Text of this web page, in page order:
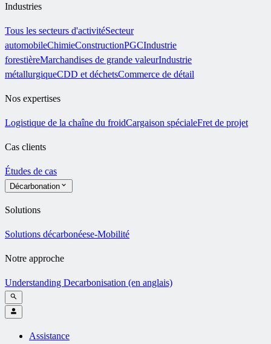
Industries
Tous les secteurs d'activitéSecteur
automobileChimieConstructionPGCIndustrie
forestièreMarchandises de grande valeurIndustrie
métallurgiqueCDD et déchetsCommerce de détail
Nos expertises
Logistique de la chaîne du froidCargaison spécialeFret de projet
Cas clients
Études de cas
Décarbonation
Solutions
Solutions décarbonéese-Mobilité
Notre approche
Understanding Decarbonisation (en anglais)
Assistance